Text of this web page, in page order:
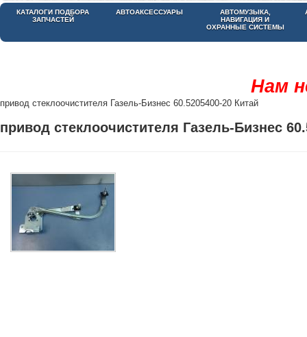
КАТАЛОГИ ПОДБОРА
ЗАПЧАСТЕЙ
АВТОАКСЕССУАРЫ
АВТОМУЗЫКА,
НАВИГАЦИЯ И
ОХРАННЫЕ СИСТЕМЫ
Нам
привод стеклоочистителя Газель-Бизнес 60.5205400-20 Китай
привод стеклоочистителя Газель-Бизнес